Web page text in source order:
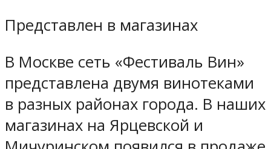
Представлен в магазинах
В Москве сеть «Фестиваль Вин»
представлена двумя винотеками
в разных районах города. В наших
магазинах на Ярцевской и